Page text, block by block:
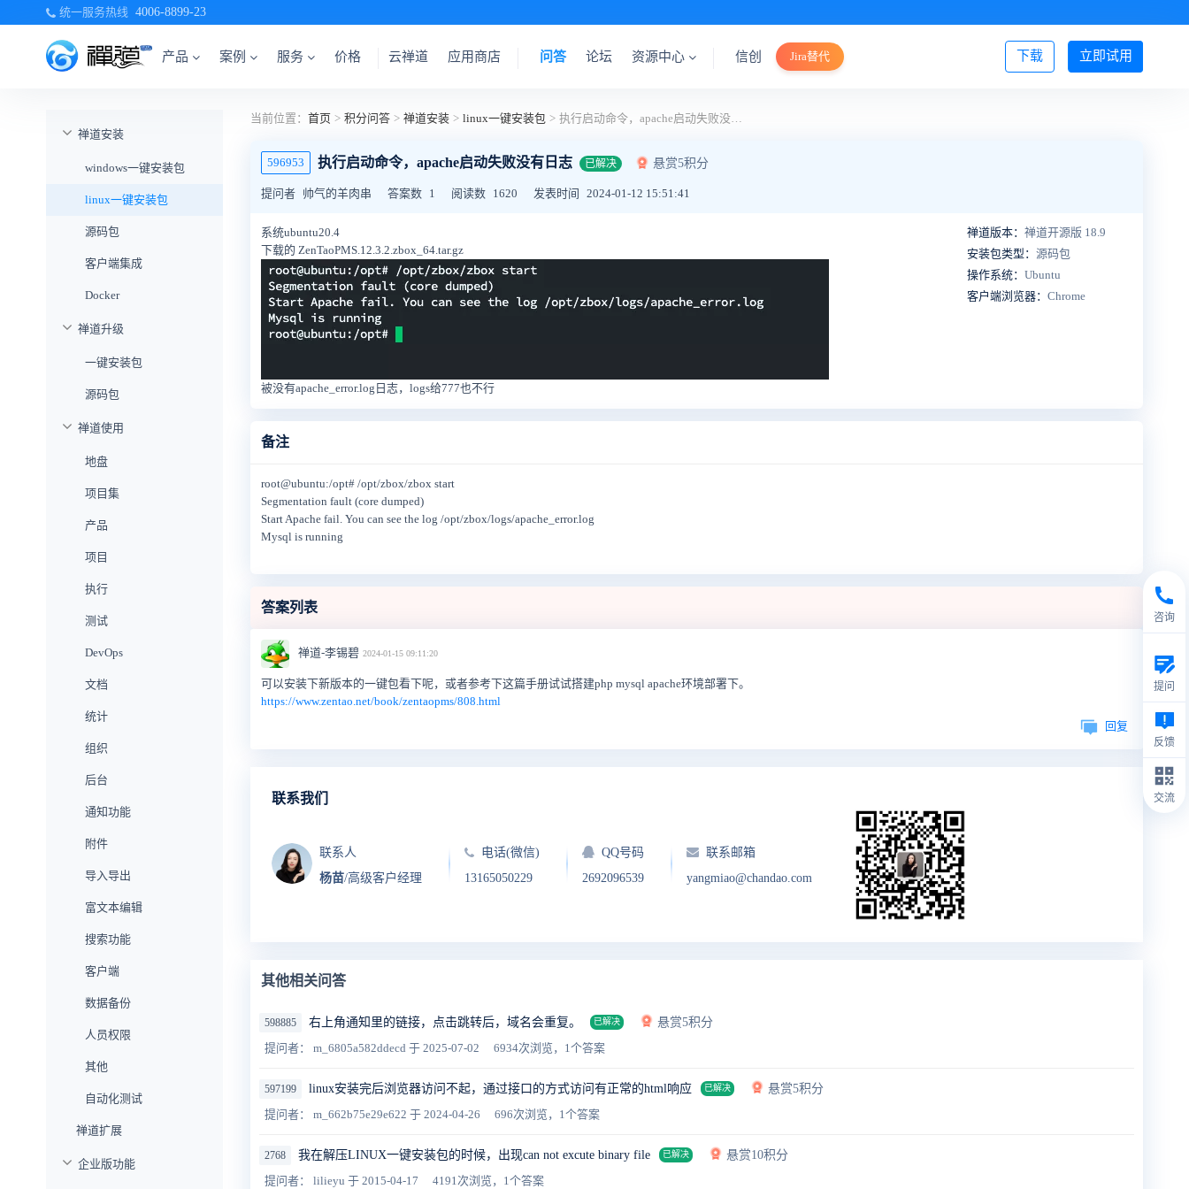
统一服务热线 4006-8899-23
产品 案例 服务 价格 立即试用
下载
云禅道 应用商店 问答 论坛 资源中心 信创 Jira替代 登录/注册
禅道安装
windows一键安装包
linux一键安装包
源码包
客户端集成
Docker
禅道升级
一键安装包
源码包
禅道使用
地盘
项目集
产品
项目
执行
测试
DevOps
文档
统计
组织
后台
通知功能
附件
导入导出
富文本编辑
搜索功能
客户端
数据备份
人员权限
其他
自动化测试
禅道扩展
企业版功能
当前位置： 首页 > 积分问答 > 禅道安装 > linux一键安装包 > 执行启动命令，apache启动失败没有日志
596953 执行启动命令，apache启动失败没有日志 已解决 悬赏5积分
提问者 帅气的羊肉串 答案数 1 阅读数 1620 发表时间 2024-01-12 15:51:41
系统ubuntu20.4
下载的 ZenTaoPMS.12.3.2.zbox_64.tar.gz
被没有apache_error.log日志，logs给777也不行
禅道版本： 禅道开源版 18.9
安装包类型： 源码包
操作系统： Ubuntu
客户端浏览器： Chrome
备注
root@ubuntu:/opt# /opt/zbox/zbox start
Segmentation fault (core dumped)
Start Apache fail. You can see the log /opt/zbox/logs/apache_error.log
Mysql is running
答案列表
禅道-李锡碧 2024-01-15 09:11:20
可以安装下新版本的一键包看下呢，或者参考下这篇手册试试搭建php mysql apache环境部署下。
https://www.zentao.net/book/zentaopms/808.html
回复
联系我们
联系人
杨苗/高级客户经理
电话(微信)
13165050229
QQ号码
2692096539
联系邮箱
yangmiao@chandao.com
其他相关问答
598885 右上角通知里的链接，点击跳转后，域名会重复。 已解决
悬赏5积分
提问者： m_6805a582ddecd 于 2025-07-02 6934次浏览，1个答案
597199 linux安装完后浏览器访问不起，通过接口的方式访问有正常的html响应 已解决
悬赏5积分
提问者： m_662b75e29e622 于 2024-04-26 696次浏览，1个答案
2768 我在解压LINUX一键安装包的时候，出现can not excute binary file 已解决
悬赏10积分
提问者： lilieyu 于 2015-04-17 4191次浏览，1个答案
咨询
提问
反馈
交流